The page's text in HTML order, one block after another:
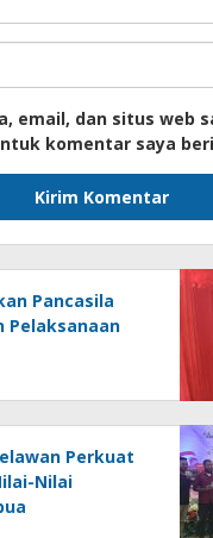
email, dan situs web
komentar saya
Pancasila
Pelaksanaan
Perkuat
Nilai